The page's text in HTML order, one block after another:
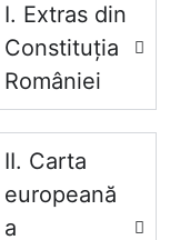
I. Extras din
Constituția
României
II. Carta
europeană
a